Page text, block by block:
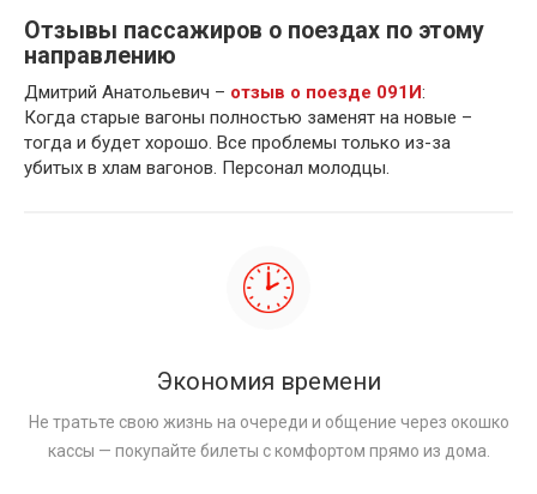
Отзывы пассажиров о поездах по этому
направлению
Дмитрий Анатольевич – отзыв о поезде 091И:
Когда старые вагоны полностью заменят на новые –
тогда и будет хорошо. Все проблемы только из-за
убитых в хлам вагонов. Персонал молодцы.
Экономия времени
Не тратьте свою жизнь на очереди и общение через окошко
кассы — покупайте билеты с комфортом прямо из дома.